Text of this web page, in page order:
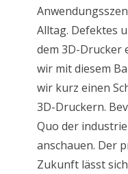
Alltag. Defektes
dem 3D-Drucker
wir mit diesem
wir kurz einen
3D-Druckern.
Quo der
anschauen. Der
Zukunft lässt